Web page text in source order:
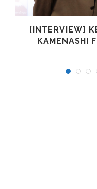
[INTERVIEW]
KAMENASHI